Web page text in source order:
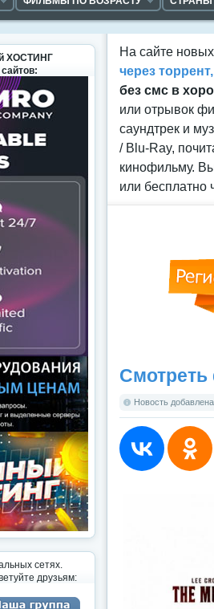
На сайте
через
без смс в
или отрывок
саундтрек и
/ Blu-Ray,
кинофильму.
или бесплатно
Новость
ХОСТИНГ
сетях.
друзьям: